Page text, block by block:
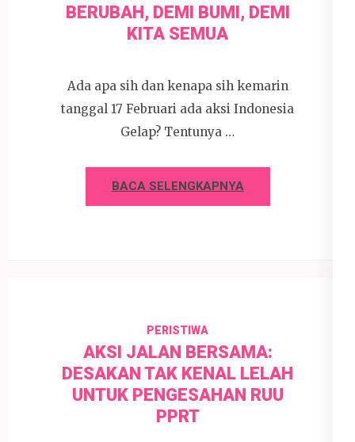
BERUBAH, DEMI BUMI, DEMI
KITA SEMUA
Ada apa sih dan kenapa sih kemarin
tanggal 17 Februari ada aksi Indonesia
Gelap? Tentunya …
BACA SELENGKAPNYA
PERISTIWA
AKSI JALAN BERSAMA:
DESAKAN TAK KENAL LELAH
UNTUK PENGESAHAN RUU
PPRT